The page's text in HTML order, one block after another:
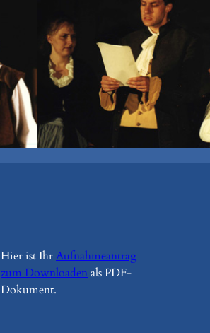
Hier ist IhrAufnahmeantrag
zum Downloadenals PDF-
Dokument.